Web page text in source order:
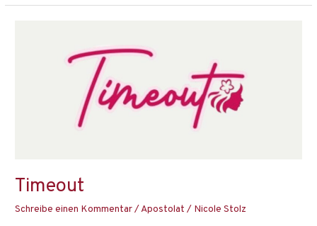
Timeout
Schreibe einen Kommentar/Apostolat / Nicole Stolz